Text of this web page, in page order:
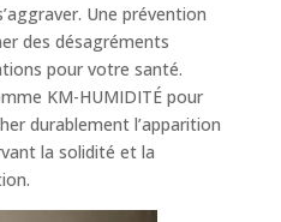
Une prévention
des désagréments
pour votre santé.
KM-HUMIDITÉ pour
durablement l’apparition
la solidité et la